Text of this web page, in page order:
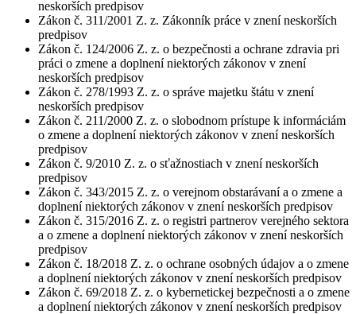
neskorších predpisov
Zákon č. 311/2001 Z. z. Zákonník práce v znení neskorších
predpisov
Zákon č. 124/2006 Z. z. o bezpečnosti a ochrane zdravia pri
práci o zmene a doplnení niektorých zákonov v znení
neskorších predpisov
Zákon č. 278/1993 Z. z. o správe majetku štátu v znení
neskorších predpisov
Zákon č. 211/2000 Z. z. o slobodnom prístupe k informáciám
o zmene a doplnení niektorých zákonov v znení neskorších
predpisov
Zákon č. 9/2010 Z. z. o sťažnostiach v znení neskorších
predpisov
Zákon č. 343/2015 Z. z. o verejnom obstarávaní a o zmene a
doplnení niektorých zákonov v znení neskorších predpisov
Zákon č. 315/2016 Z. z. o registri partnerov verejného sektora
a o zmene a doplnení niektorých zákonov v znení neskorších
predpisov
Zákon č. 18/2018 Z. z. o ochrane osobných údajov a o zmene
a doplnení niektorých zákonov v znení neskorších predpisov
Zákon č. 69/2018 Z. z. o kybernetickej bezpečnosti a o zmene
a doplnení niektorých zákonov v znení neskorších predpisov